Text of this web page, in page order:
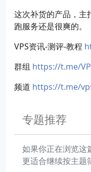
这次补货的产品，主
跑服务还是很爽的。
VPS资讯-测评-教程
群组 https://t.me/
频道 https://t.me/
专题推荐
如果你正在浏览这
更适合继续按主题